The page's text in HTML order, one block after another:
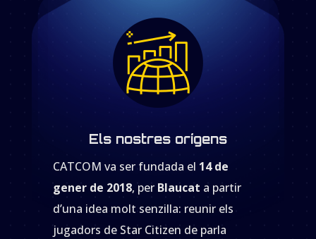
Els nostres orígens
CATCOM va ser fundada el 14 de
gener de 2018, per Blaucat a partir
d’una idea molt senzilla: reunir els
jugadors de Star Citizen de parla